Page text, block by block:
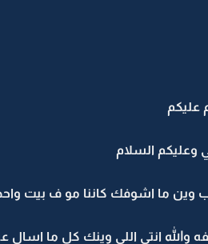
عليكم
وعليكم السلام
وين ما اشوفك كاننا مو ف بيت
والله انتي اللي وينك كل ما